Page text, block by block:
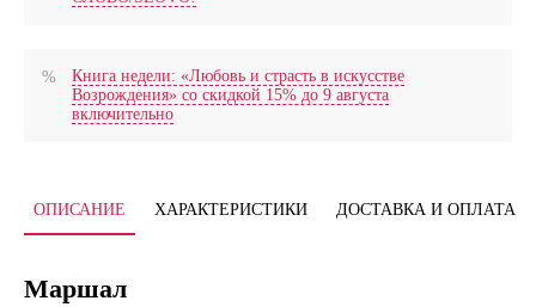
Книга недели: «Любовь и страсть в искусстве
Возрождения» со скидкой 15% до 9 августа
включительно
ОПИСАНИЕ ХАРАКТЕРИСТИКИ ДОСТАВКА И ОПЛАТА
Маршал